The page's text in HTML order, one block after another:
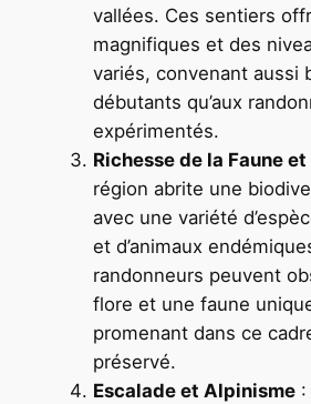
vallées. Ces sentiers
magnifiques et des
variés, convenant aussi
débutants qu’aux
expérimentés.
Richesse de la Faune
région abrite une
avec une variété
et d’animaux
randonneurs peuvent
flore et une faune
promenant dans ce
préservé.
Escalade et Alpinisme: